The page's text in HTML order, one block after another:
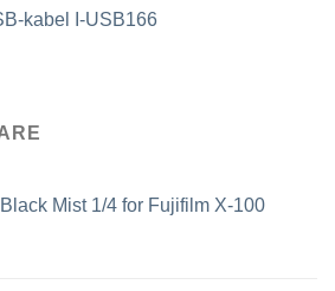
kabel I-USB166
Mist 1/4 for Fujifilm X-100